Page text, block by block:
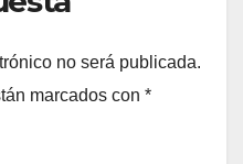
no será publicada.
marcados con *